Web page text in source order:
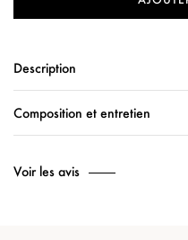
Description
Composition et entretien
Voir les avis